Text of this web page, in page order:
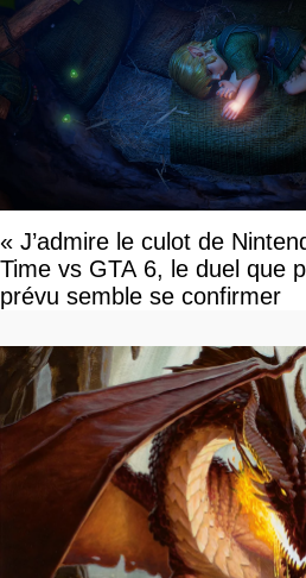
« J’admire le culot de
Time vs GTA 6, le duel que
prévu semble se confirmer